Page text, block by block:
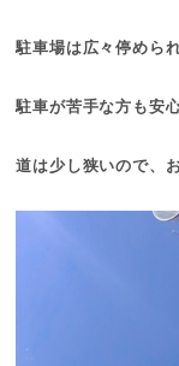
駐車場は広々停めら
駐車が苦手な方も安心
道は少し狭いので、